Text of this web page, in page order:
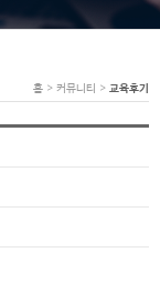
홈 > 커뮤니티 > 교육후기